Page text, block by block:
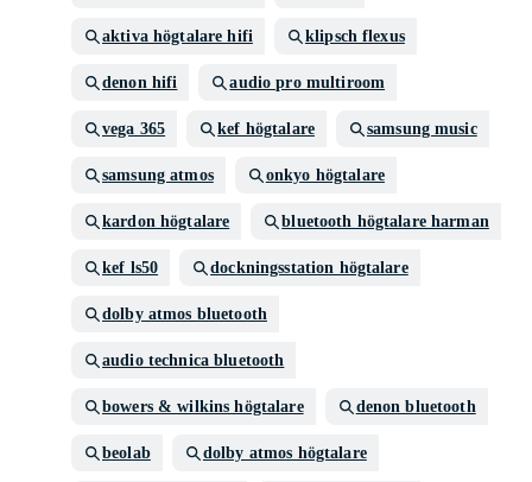
aktiva högtalare hifi klipsch flexus
denon hifi audio pro multiroom
vega 365 kef högtalare samsung music
samsung atmos onkyo högtalare
kardon högtalare bluetooth högtalare harman
kef ls50 dockningsstation högtalare
dolby atmos bluetooth
audio technica bluetooth
bowers & wilkins högtalare denon bluetooth
beolab dolby atmos högtalare